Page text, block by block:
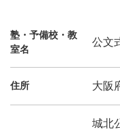
塾・予備校・教
室名
公文
住所 大阪
城北